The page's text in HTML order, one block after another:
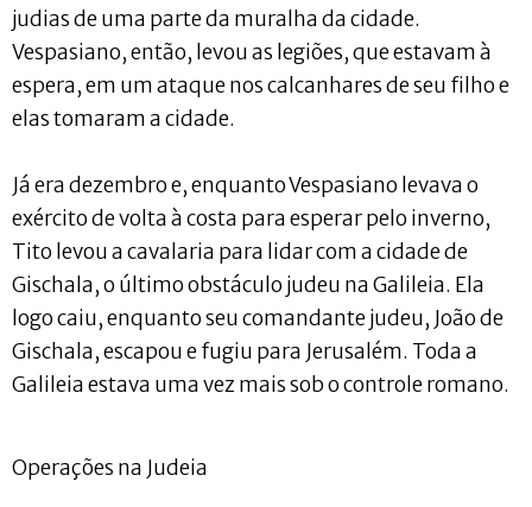
judias de uma parte da muralha da cidade.
Vespasiano, então, levou as legiões, que estavam à
espera, em um ataque nos calcanhares de seu filho e
elas tomaram a cidade.
Já era dezembro e, enquanto Vespasiano levava o
exército de volta à costa para esperar pelo inverno,
Tito levou a cavalaria para lidar com a cidade de
Gischala, o último obstáculo judeu na Galileia. Ela
logo caiu, enquanto seu comandante judeu, João de
Gischala, escapou e fugiu para Jerusalém. Toda a
Galileia estava uma vez mais sob o controle romano.
Operações na Judeia